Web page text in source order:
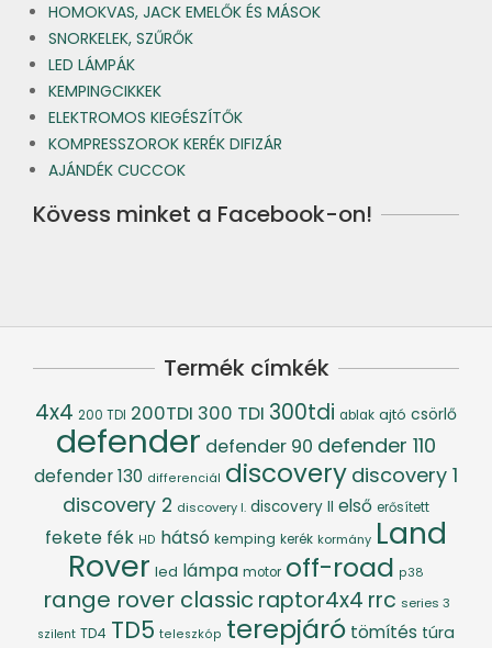
HOMOKVAS, JACK EMELŐK ÉS MÁSOK
SNORKELEK, SZŰRŐK
LED LÁMPÁK
KEMPINGCIKKEK
ELEKTROMOS KIEGÉSZÍTŐK
KOMPRESSZOROK KERÉK DIFIZÁR
AJÁNDÉK CUCCOK
Kövess minket a Facebook-on!
Termék címkék
4x4 200 TDI 200TDI 300 TDI 300tdi ablak ajtó csörlő
defender defender 90 defender 110
defender 130 differenciál discovery discovery 1
discovery 2 discovery I. discovery II első erősített
fekete fék HD hátsó kemping kerék kormány Land
Rover led lámpa motor off-road p38
range rover classic raptor4x4 rrc series 3
szilent TD4 TD5 teleszkóp terepjáró tömítés túra